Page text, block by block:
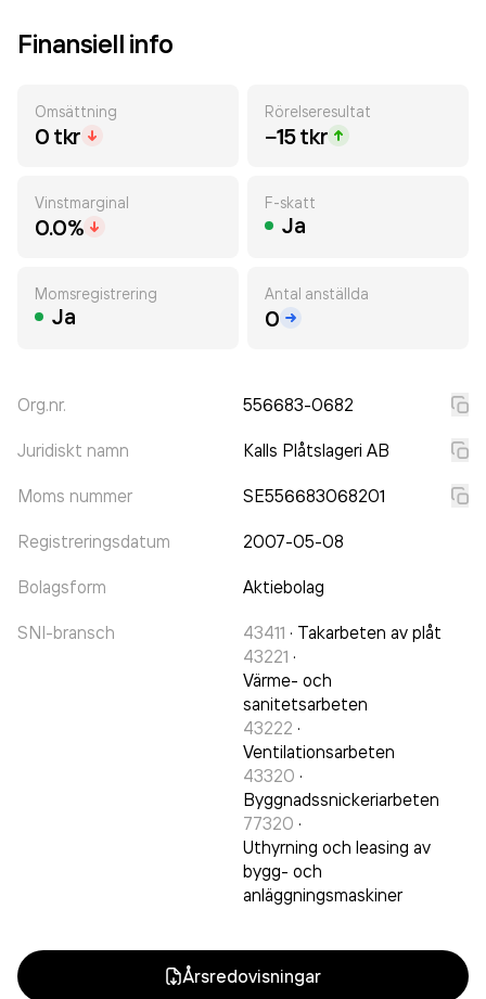
Finansiell info
Omsättning
0 tkr
Rörelseresultat
−15 tkr
Vinstmarginal
0.0%
F-skatt
Ja
Momsregistrering
Ja
Antal anställda
0
Org.nr. 556683-0682
Juridiskt namn Kalls Plåtslageri AB
Moms nummer SE556683068201
Registreringsdatum 2007-05-08
Bolagsform Aktiebolag
SNI-bransch 43411 · Takarbeten av plåt
43221 ·
Värme- och
sanitetsarbeten
43222 ·
Ventilationsarbeten
43320 ·
Byggnadssnickeriarbeten
77320 ·
Uthyrning och leasing av
bygg- och
anläggningsmaskiner
Årsredovisningar